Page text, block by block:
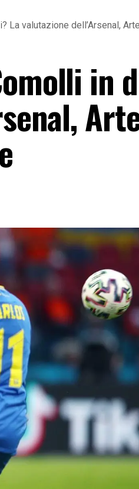
valutazione dell’Arsenal,
in